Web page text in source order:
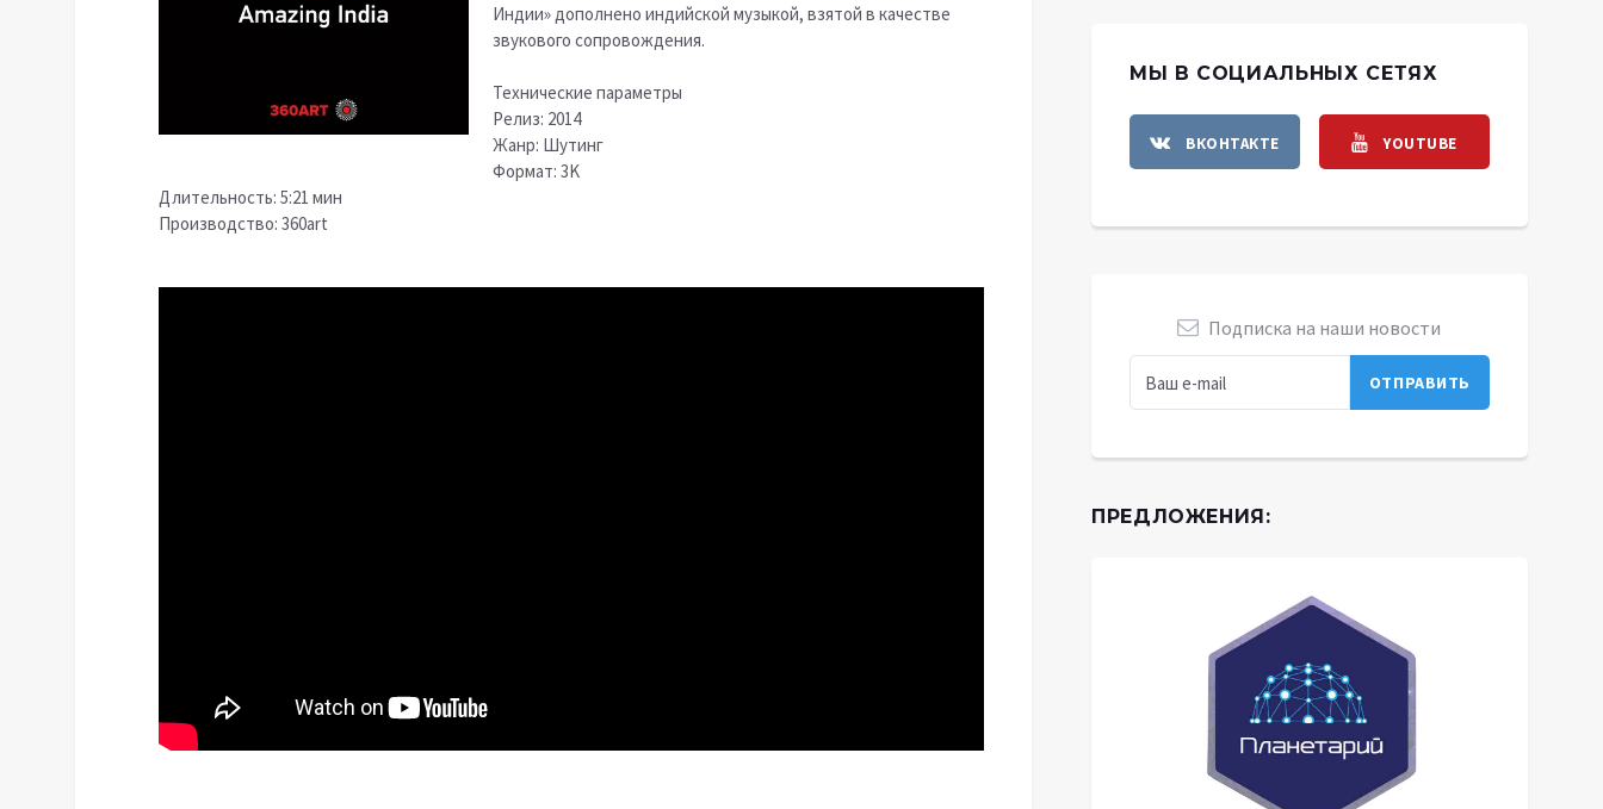
Индии» дополнено индийской музыкой, взятой в качестве
звукового сопровождения.
Технические параметры
Релиз: 2014
Жанр: Шутинг
Формат: 3K
Длительность: 5:21 мин
Производство: 360art
МЫ В СОЦИАЛЬНЫХ СЕТЯХ
ВКОНТАКТЕ YOUTUBE
Подписка на наши новости
ПРЕДЛОЖЕНИЯ: